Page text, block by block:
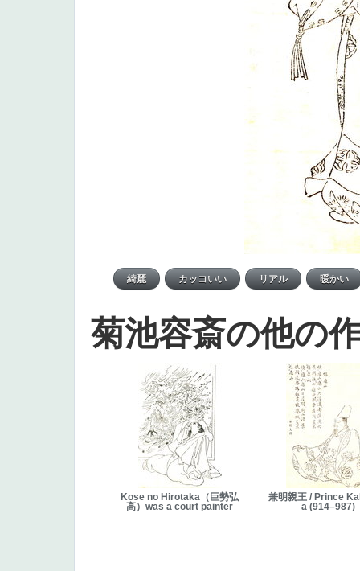
菊池容斎の他の
Kose no Hirotaka（巨勢弘
高）was a court painter
兼明親王 / Prince
a (914–987)